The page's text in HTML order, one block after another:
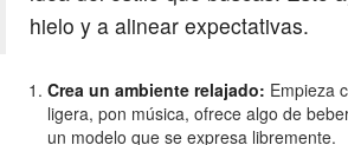
hielo y a alinear expectativas.
Crea un ambiente relajado: Empieza
ligera, pon música, ofrece algo de
un modelo que se expresa libremente.